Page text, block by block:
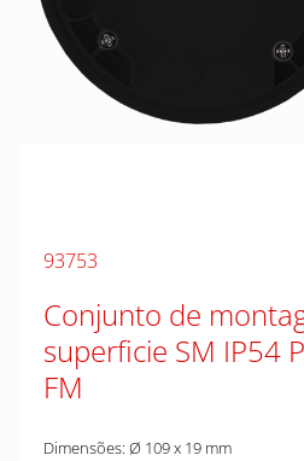
93753
Conjunto de
superficie SM IP54
FM
Dimensões: Ø 109 x 19 mm